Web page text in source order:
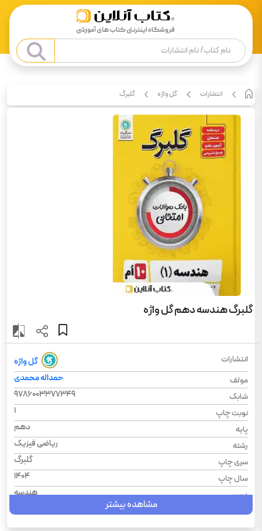
انتشارات گل واژه گلبرگ
گلبرگ هندسه دهم گل واژه
انتشارات
گل واژه
مولف
حمداله محمدی
شابک
9786003377349
نوبت چاپ
1
پایه
دهم
رشته
ریاضی فیزیک
سری چاپ
گلبرگ
سال چاپ
1404
درس
هندسه
نوع جلد
شومیز
مشاهده بیشتر